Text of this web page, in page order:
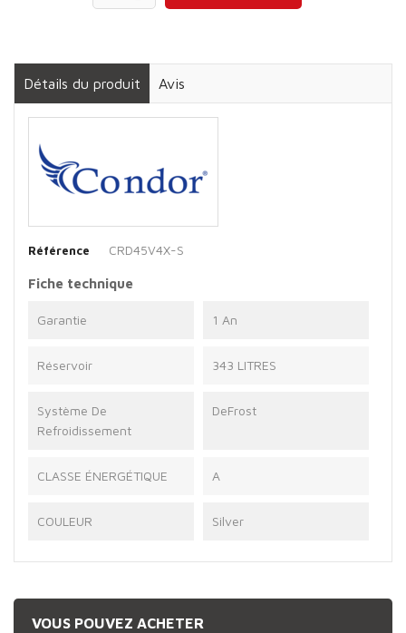
Détails du produit Avis
Référence CRD45V4X-S
Fiche technique
Garantie 1 An
Réservoir 343 LITRES
Système De
Refroidissement
DeFrost
CLASSE ÉNERGÉTIQUE A
COULEUR Silver
VOUS POUVEZ ACHETER